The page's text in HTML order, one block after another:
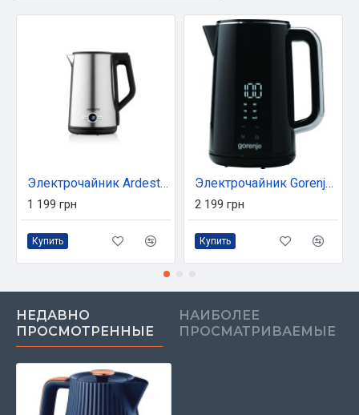
Электрочайник Ardesto EKL-X52E
1 199 грн
Купить
Электрочайник Gorenje K17DWD
2 199 грн
Купить
НЕДАВНО
ПРОСМОТРЕННЫЕ
НАИБОЛЕЕ
ПРОСМАТРИВАЕМЫЕ